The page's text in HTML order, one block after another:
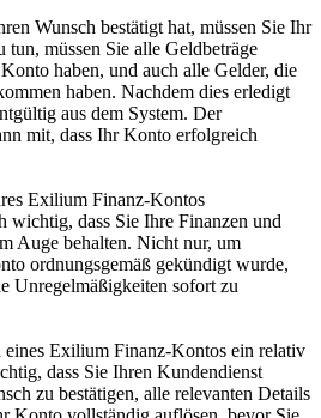
Wunsch bestätigt hat, müssen Sie Ihr
müssen Sie alle Geldbeträge
haben, und auch alle Gelder, die
haben. Nachdem dies erledigt
aus dem System. Der
mit, dass Ihr Konto erfolgreich
Exilium Finanz-Kontos
wichtig, dass Sie Ihre Finanzen und
Auge behalten. Nicht nur, um
ordnungsgemäß gekündigt wurde,
Unregelmäßigkeiten sofort zu
eines Exilium Finanz-Kontos ein relativ
dass Sie Ihren Kundendienst
zu bestätigen, alle relevanten Details